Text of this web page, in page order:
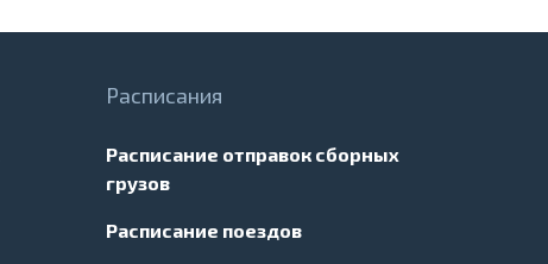
Расписания
Расписание отправок сборных
грузов
Расписание поездов